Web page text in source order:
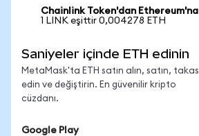
Chainlink Token'dan Ethereum'na
1 LINK eşittir 0,004278 ETH
Saniyeler içinde ETH edinin
MetaMask'ta ETH satın alın, satın, takas
edin ve değiştirin. En güvenilir kripto
cüzdanı.
Google Play